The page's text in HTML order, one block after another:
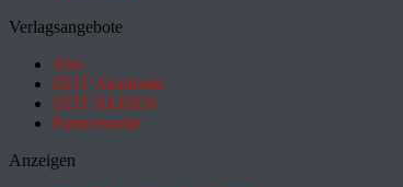
Verlagsangebote
Abo
ZEIT Akademie
ZEIT REISEN
Partnersuche
Anzeigen